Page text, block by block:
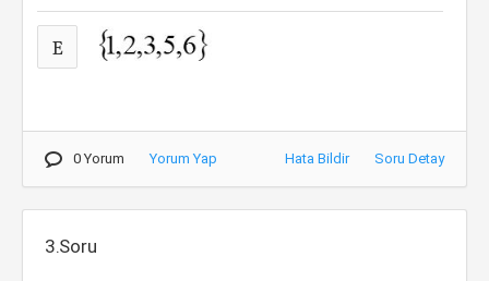
E
0 Yorum Yorum Yap Hata Bildir Soru Detay
3.Soru